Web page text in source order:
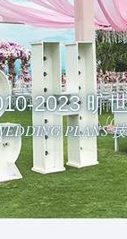
2023 旷
PLANS